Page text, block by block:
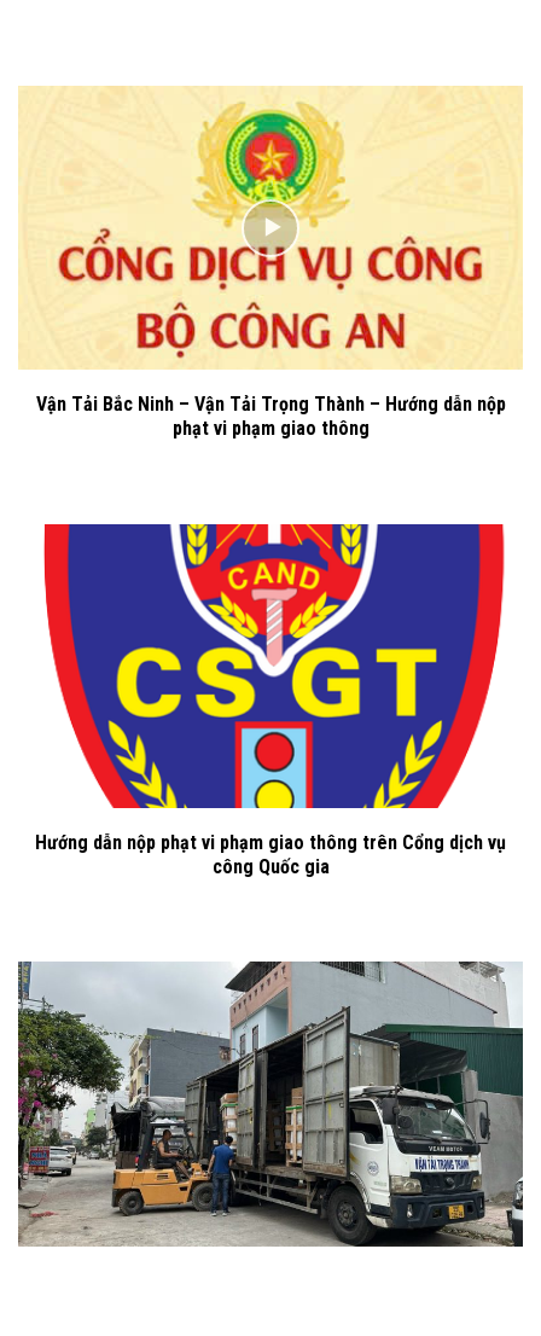
Vận Tải Bắc Ninh – Vận Tải Trọng Thành – Hướng dẫn nộp
phạt vi phạm giao thông
Hướng dẫn nộp phạt vi phạm giao thông trên Cổng dịch vụ
công Quốc gia